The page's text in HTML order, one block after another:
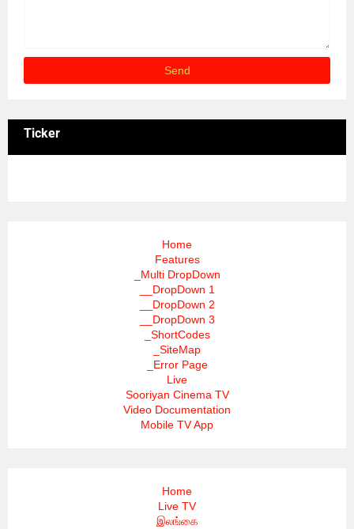
Ticker
Home
Features
_Multi DropDown
__DropDown 1
__DropDown 2
__DropDown 3
_ShortCodes
_SiteMap
_Error Page
Live
Sooriyan Cinema TV
Video Documentation
Mobile TV App
Home
Live TV
இலங்கை